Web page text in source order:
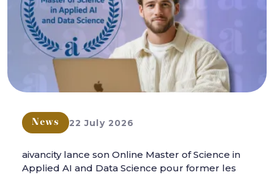
News 22 July 2026
aivancity lance son Online Master of Science in
Applied AI and Data Science pour former les